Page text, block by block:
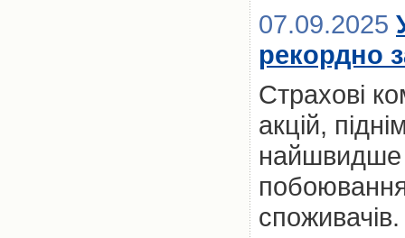
07.09.2025
рекордно
Страхові
акцій,
найшвидше
споживачів.